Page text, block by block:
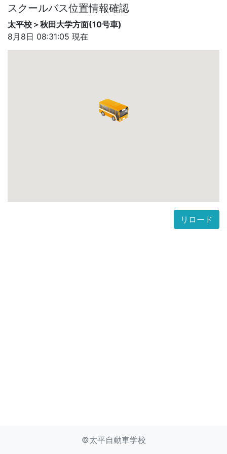
スクールバス位置情報確認
太平校＞秋田大学方面(10号車)
8月8日 08:31:05 現在
リロード
©太平自動車学校